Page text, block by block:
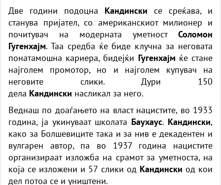
Две години подоцна Кандински се среќава, и
станува пријател, со американскиот милионер и
почитувач на модерната уметност Соломон
Гугенхајм. Таа средба ќе биде клучна за неговата
понатамошна кариера, бидејќи Гугенхајм ќе стане
најголем промотор, но и најголем купувач на
неговите слики. Дури 150
дела Кандински насликал за него.
Веднаш по доаѓањето на власт нацистите, во 1933
година, ја укинуваат школата Баухаус. Кандински,
како за Болшевиците така и за нив е декадентен и
вулгарен автор, па во 1937 година нацистите
организираат изложба на срамот за уметноста, на
која се изложени и 57 слики од Кандински од кои
дел потоа се и уништени.